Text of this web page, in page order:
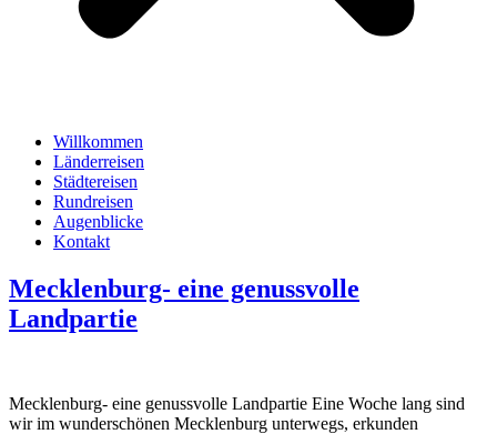
Willkommen
Länderreisen
Städtereisen
Rundreisen
Augenblicke
Kontakt
Mecklenburg- eine genussvolle
Landpartie
Mecklenburg- eine genussvolle Landpartie Eine Woche lang sind
wir im wunderschönen Mecklenburg unterwegs, erkunden